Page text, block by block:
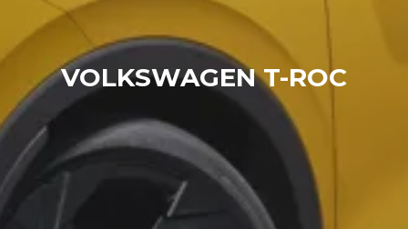
VOLKSWAGEN T-ROC